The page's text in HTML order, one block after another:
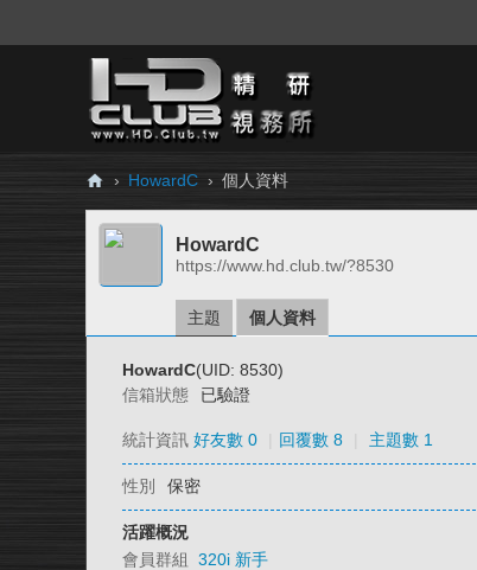
H
Cl
› HowardC › 個人資料
HowardC
https://www.hd.club.tw/?8530
主題 個人資料
HowardC(UID: 8530)
信箱狀態
已驗證
統計資訊 好友數 0 回覆數 8 主題數 1
性別 保密
活躍概況
會員群組 320i 新手